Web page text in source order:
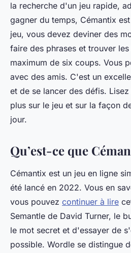
marise•23 octobre 2023•2 min
la recherche d'un jeu rapide,
gagner du temps, Cémantix
jeu, vous devez deviner des
faire des phrases et trouver
maximum de six coups. Vous
avec des amis. C'est un
et de se lancer des défis.
plus sur le jeu et sur la façon
jour.
Qu’est-ce que
Cémantix est un jeu en ligne
été lancé en 2022. Vous en
vous pouvez continuer à lire
Semantle de David Turner, le
le mot secret et d'essayer de
possible. Wordle se distingue